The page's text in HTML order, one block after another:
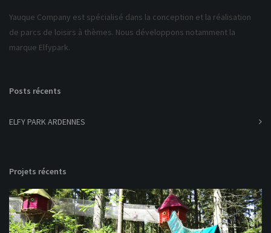
Yauque Company est spécialisé dans la conception et la réalisation
de parcs de loisirs à thèmes. Nous développons notamment la
marque Elfypark.
Posts récents
ELFY PARK ARDENNES
Projets récents